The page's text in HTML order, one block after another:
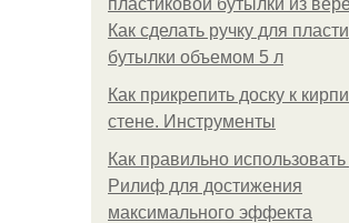
пластиковой бутылки из
Как сделать ручку для
бутылки объемом 5 л
Как прикрепить доску к
стене. Инструменты
Как правильно
Рилиф для достижения
максимального эффекта